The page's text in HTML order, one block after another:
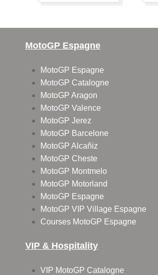
MotoGP Espagne
MotoGP Espagne
MotoGP Catalogne
MotoGP Aragon
MotoGP Valence
MotoGP Jerez
MotoGP Barcelone
MotoGP Alcañiz
MotoGP Cheste
MotoGP Montmelo
MotoGP Motorland
MotoGP Espagne
MotoGP VIP Village Espagne
Courses MotoGP Espagne
VIP & Hospitality
VIP MotoGP Catalogne